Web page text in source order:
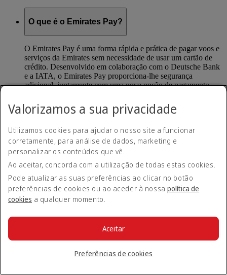
O que é o Emirates Pay?
O Emirates Pay é uma forma rápida e prática de pagar voos e
serviços da Emirates sem necessidade de usar um cartão de
crédito. Desenvolvido em colaboração com o Deutsche Bank
e a IATA, o Emirates Pay proporciona-lhe segurança
adicional, juntamente com uma nova opção de pagamento
Quando reserva um voo em emirates.com, ser-lhe-á
automaticamente dada a opção de realizar um pagamento
através do Emirates Pay. Pode associar a sua conta bancária
ao Emirates Pay de forma segura e concluir a sua reserva.
Voltar ao início
Bloquear a minha tarifa
Valorizamos a sua privacidade
Utilizamos cookies para ajudar o nosso site a funcionar
corretamente, para análise de dados, marketing e
personalizar os conteúdos que vê.
Ao aceitar, concorda com a utilização de todas estas cookies.
Pode atualizar as suas preferências ao clicar no botão
preferências de cookies ou ao aceder à nossapolítica de
cookies a qualquer momento.
Preferências de cookies
Aceitar